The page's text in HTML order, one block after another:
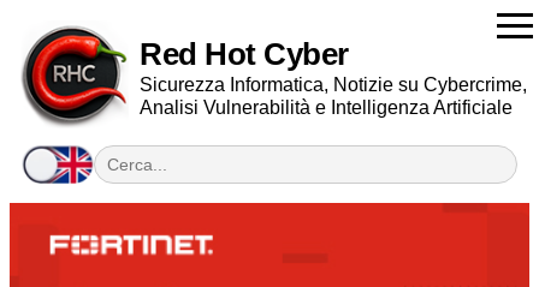
Red Hot Cyber
Sicurezza Informatica, Notizie su Cybercrime,
Analisi Vulnerabilità e Intelligenza Artificiale